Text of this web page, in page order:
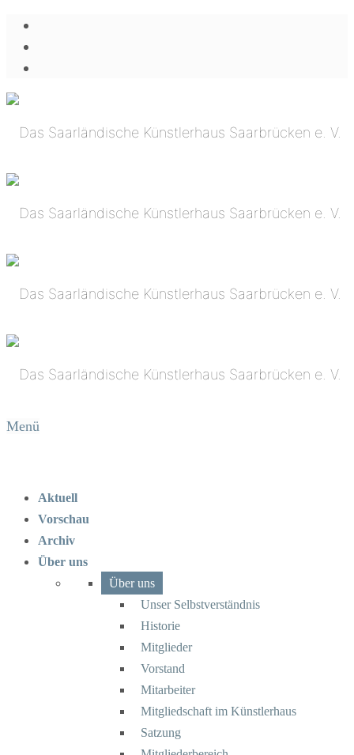
Menü
Aktuell
Vorschau
Archiv
Über uns
Über uns
Unser Selbstverständnis
Historie
Mitglieder
Vorstand
Mitarbeiter
Mitgliedschaft im Künstlerhaus
Satzung